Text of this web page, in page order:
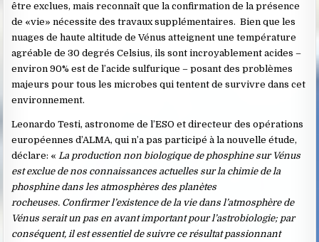
être exclues, mais reconnaît que la confirmation de la présence
de «vie» nécessite des travaux supplémentaires. Bien que les
nuages ​​de haute altitude de Vénus atteignent une température
agréable de 30 degrés Celsius, ils sont incroyablement acides –
environ 90% est de l’acide sulfurique – posant des problèmes
majeurs pour tous les microbes qui tentent de survivre dans cet
environnement.
Leonardo Testi, astronome de l’ESO et directeur des opérations
européennes d’ALMA, qui n’a pas participé à la nouvelle étude,
déclare: «La production non biologique de phosphine sur Vénus
est exclue de nos connaissances actuelles sur la chimie de la
phosphine dans les atmosphères des planètes
rocheuses. Confirmer l’existence de la vie dans l’atmosphère de
Vénus serait un pas en avant important pour l’astrobiologie; par
conséquent, il est essentiel de suivre ce résultat passionnant